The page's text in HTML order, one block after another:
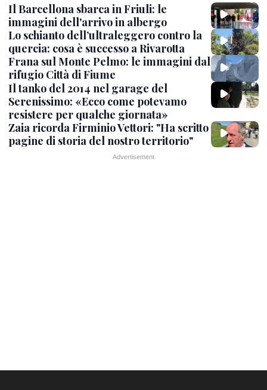
Il Barcellona sbarca in Friuli: le
immagini dell'arrivo in albergo
Lo schianto dell’ultraleggero contro la
quercia: cosa è successo a Rivarotta
Frana sul Monte Pelmo: le immagini dal
rifugio Città di Fiume
Il tanko del 2014 nel garage del
Serenissimo: «Ecco come potevamo
resistere per qualche giornata»
Zaia ricorda Firminio Vettori: "Ha scritto
pagine di storia del nostro territorio"